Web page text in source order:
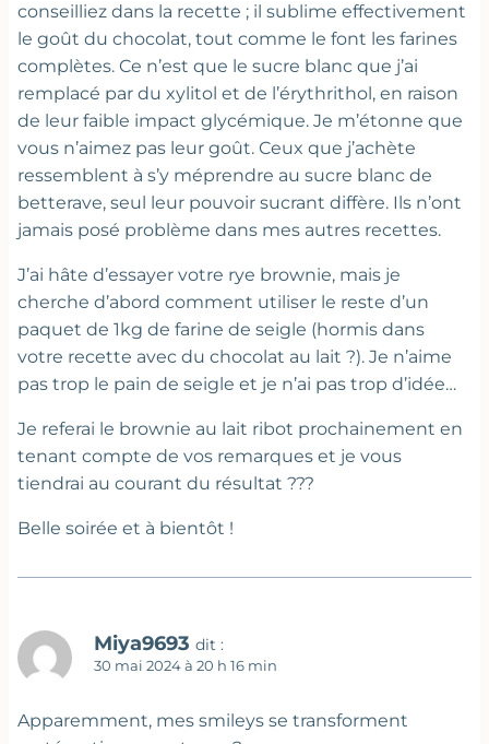
conseilliez dans la recette ; il sublime effectivement
le goût du chocolat, tout comme le font les farines
complètes. Ce n’est que le sucre blanc que j’ai
remplacé par du xylitol et de l’érythrithol, en raison
de leur faible impact glycémique. Je m’étonne que
vous n’aimez pas leur goût. Ceux que j’achète
ressemblent à s’y méprendre au sucre blanc de
betterave, seul leur pouvoir sucrant diffère. Ils n’ont
jamais posé problème dans mes autres recettes.
J’ai hâte d’essayer votre rye brownie, mais je
cherche d’abord comment utiliser le reste d’un
paquet de 1kg de farine de seigle (hormis dans
votre recette avec du chocolat au lait ?). Je n’aime
pas trop le pain de seigle et je n’ai pas trop d’idée…
Je referai le brownie au lait ribot prochainement en
tenant compte de vos remarques et je vous
tiendrai au courant du résultat ???
Belle soirée et à bientôt !
Miya9693 dit :
30 mai 2024 à 20 h 16 min
Apparemment, mes smileys se transforment